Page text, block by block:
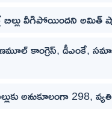
బిల్లు వీగిపోయిందని
కాంగ్రెస్, డీఎంకే,
అనుకూలంగా 298,